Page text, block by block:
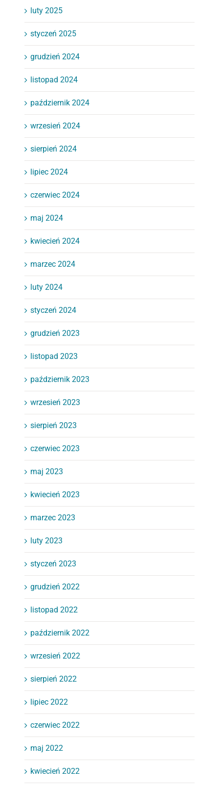
luty 2025
styczeń 2025
grudzień 2024
listopad 2024
październik 2024
wrzesień 2024
sierpień 2024
lipiec 2024
czerwiec 2024
maj 2024
kwiecień 2024
marzec 2024
luty 2024
styczeń 2024
grudzień 2023
listopad 2023
październik 2023
wrzesień 2023
sierpień 2023
czerwiec 2023
maj 2023
kwiecień 2023
marzec 2023
luty 2023
styczeń 2023
grudzień 2022
listopad 2022
październik 2022
wrzesień 2022
sierpień 2022
lipiec 2022
czerwiec 2022
maj 2022
kwiecień 2022